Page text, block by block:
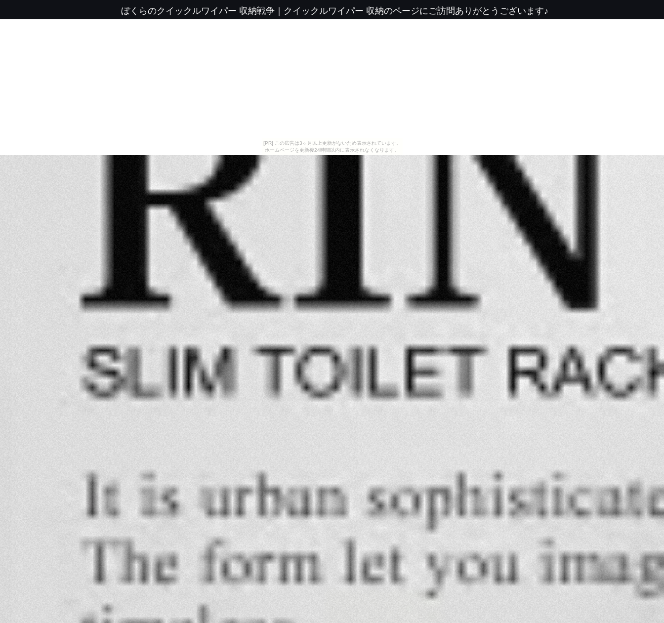
[PR] この広告は3ヶ月以上更新がないため表示されています。
ホームページを更新後24時間以内に表示されなくなります。
ぼくらのクイックルワイパー 収納戦争｜ クイックルワイパー 収納のページにご訪問ありがとうございます♪